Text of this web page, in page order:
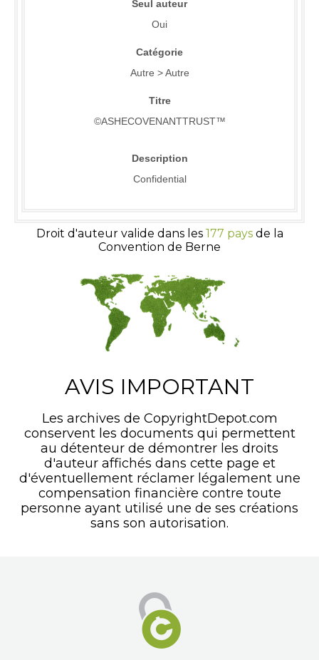
Seul auteur
Oui
Catégorie
Autre > Autre
Titre
©ASHECOVENANTTRUST™
Description
Confidential
Droit d'auteur valide dans les 177 paysde la
Convention de Berne
AVIS IMPORTANT
Les archives de CopyrightDepot.com
conservent les documents qui permettent
au détenteur de démontrer les droits
d'auteur affichés dans cette page et
d'éventuellement réclamer légalement une
compensation financière contre toute
personne ayant utilisé une de ses créations
sans son autorisation.